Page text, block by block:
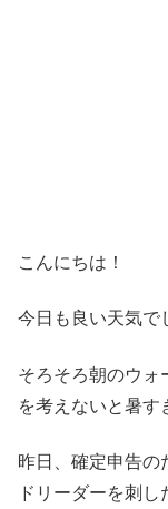
こんにちは！
今日も良い天気で
そろそろ朝のウォ
を考えないと暑す
昨日、確定申告の
ドリーダーを刺し